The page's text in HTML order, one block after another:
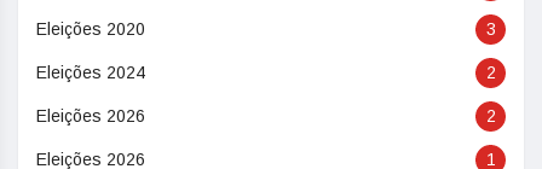
Eleições 2020 3
Eleições 2024 2
Eleições 2026 2
Eleições 2026 1